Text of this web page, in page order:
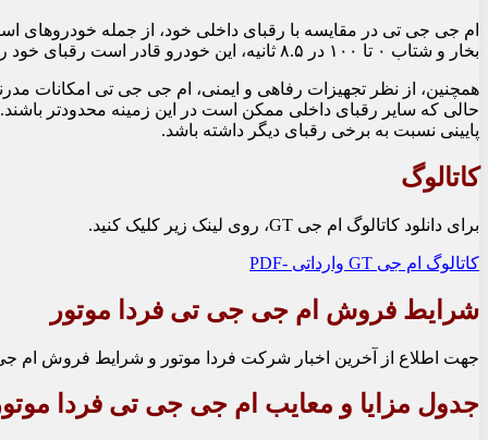
بخار و شتاب ۰ تا ۱۰۰ در ۸.۵ ثانیه، این خودرو قادر است رقبای خود را در سرعت و قدرت پشت سر بگذارد.
همچنین، از نظر تجهیزات رفاهی و ایمنی، ام جی جی تی امکانات
حالی که سایر رقبای داخلی ممکن است در این زمینه محدودتر
پایینی نسبت به برخی رقبای دیگر داشته باشد.
کاتالوگ
برای دانلود کاتالوگ ام جی GT، روی لینک زیر کلیک کنید.
کاتالوگ ام جی GT وارداتی -PDF
شرایط فروش ام جی جی تی فردا موتور
جهت اطلاع از آخرین اخبار شرکت فردا موتور و شرایط فروش ام
جدول مزایا و معایب ام جی جی تی فردا